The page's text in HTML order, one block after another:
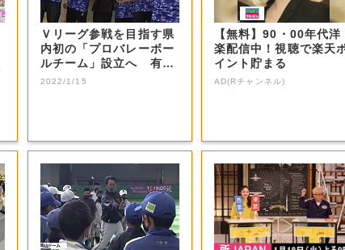
Ｖリーグ参戦を目指す県
内初の「プロバレーボー
ルチーム」設立へ 有望
選手などの受け...
2022/1/15
【無料】90・00年代洋
楽配信中！視聴で楽天
イント貯まる
AD(Rチャンネル)